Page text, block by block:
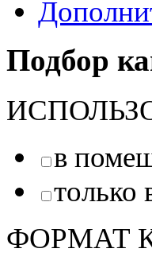
Подбор
в
только
ФОРМАТ